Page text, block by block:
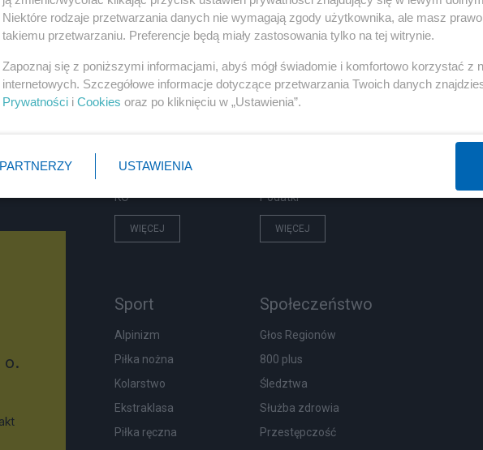
Polityka
PiS
NATO
KO
WIĘCEJ
Gospodarka
Biznes
Podatki
WIĘCEJ
Sport
Alpinizm
Piłka nożna
Kolarstwo
Ekstraklasa
Piłka ręczna
Społeczeństwo
Głos Regionów
800 plus
Śledztwa
Służba zdrowia
Przestępczość
o.
Niektóre rodzaje przetwarzania danych nie wymagają zgody użytkownika, ale masz
takiemu przetwarzaniu. Preferencje będą miały zastosowania tylko na tej witrynie.
Zapoznaj się z poniższymi informacjami, abyś mógł świadomie i komfortowo korzystać z
internetowych. Szczegółowe informacje dotyczące przetwarzania Twoich danych
Prywatności i Cookies oraz po kliknięciu w „Ustawienia”.
PARTNERZY USTAWIENIA